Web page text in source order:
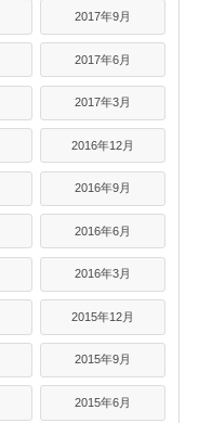
2017年9月
2017年6月
2017年3月
2016年12月
2016年9月
2016年6月
2016年3月
2015年12月
2015年9月
2015年6月